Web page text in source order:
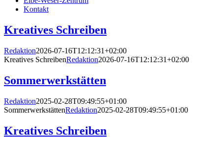
Kontakt
Kreatives Schreiben
Redaktion2026-07-16T12:12:31+02:00
Kreatives SchreibenRedaktion2026-07-16T12:12:31+02:00
Sommerwerkstätten
Redaktion2025-02-28T09:49:55+01:00
SommerwerkstättenRedaktion2025-02-28T09:49:55+01:00
Kreatives Schreiben